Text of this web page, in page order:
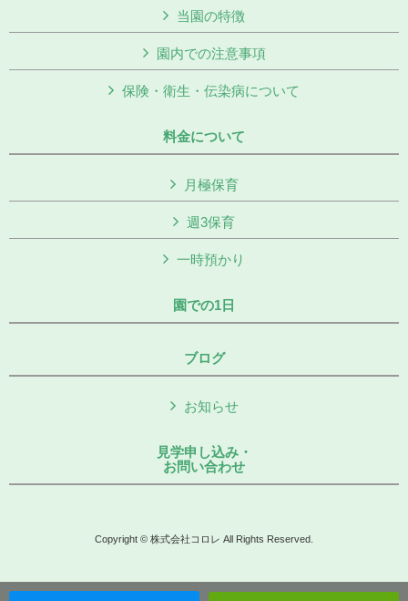
当園の特徴
園内での注意事項
保険・衛生・伝染病について
料金について
月極保育
週3保育
一時預かり
園での1日
ブログ
お知らせ
見学申し込み・
お問い合わせ
Copyright © 株式会社コロレ All Rights Reserved.